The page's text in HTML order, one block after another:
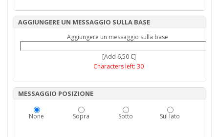
AGGIUNGERE UN MESSAGGIO SULLA BASE
Aggiungere un messaggio sulla base
[Add 6,50 €]
Characters left: 30
MESSAGGIO POSIZIONE
None Sopra Sotto Sul lato